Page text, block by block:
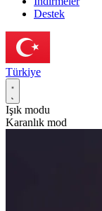
Destek
Türkiye
Işık modu
Karanlık mod